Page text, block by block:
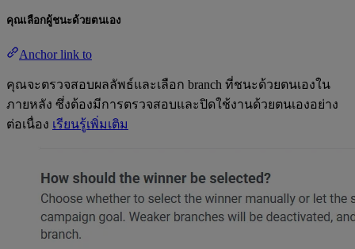
คุณเลือกผู้ชนะด้วยตนเอง
Anchor link to
คุณจะตรวจสอบผลลัพธ์และเลือก branch ที่ชนะด้วยตนเองใน
ภายหลัง ซึ่งต้องมีการตรวจสอบและปิดใช้งานด้วยตนเองอย่าง
ต่อเนื่อง เรียนรู้เพิ่มเติม